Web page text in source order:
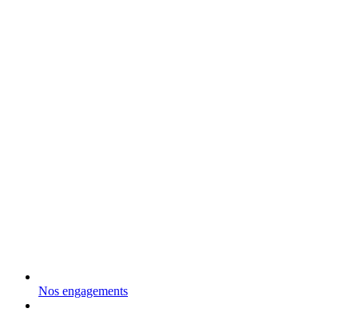
Nos engagements